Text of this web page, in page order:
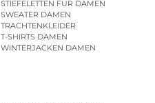
STIEFELETTEN FÜR DAMEN
SWEATER DAMEN
TRACHTENKLEIDER
T-SHIRTS DAMEN
WINTERJACKEN DAMEN